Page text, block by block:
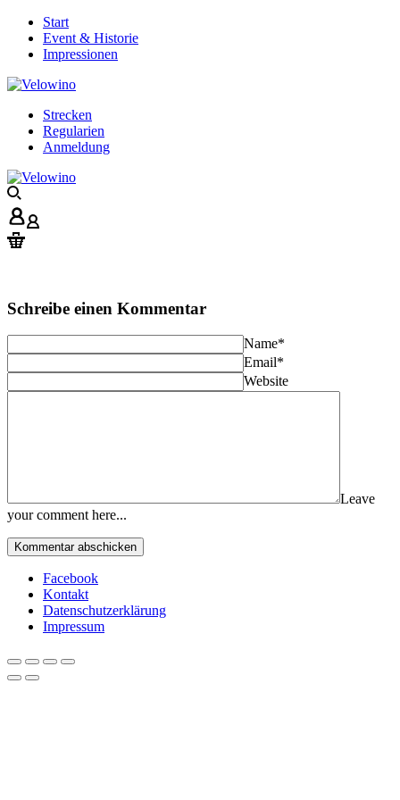
Start
Event & Historie
Impressionen
Strecken
Regularien
Anmeldung
Schreibe einen Kommentar
Name*
Email*
Website
Leave
your comment here...
Facebook
Kontakt
Datenschutzerklärung
Impressum